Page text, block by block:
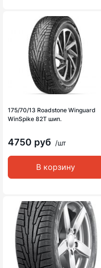
175/70/13 Roadstone Winguard
WinSpike 82T шип.
4750 руб /шт
В корзину